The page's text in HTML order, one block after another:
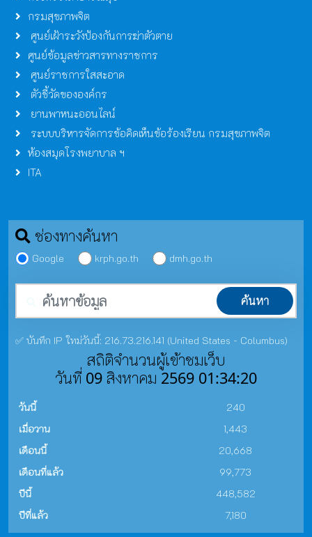
กรมสุขภาพจิต
ศูนย์เฝ้าระวังป้องกันการฆ่าตัวตาย
ศูนย์ข้อมูลข่าวสารทางราชการ
ศูนย์ราชการใสสะอาด
ตัวชี้วัดขององค์กร
ยานพาหนะออนไลน์
ระบบบริหารจัดการข้อคิดเห็นข้อร้องเรียน กรมสุขภาพจิต
ห้องสมุดโรงพยาบาล ฯ
ITA
ช่องทางค้นหา
Google krph.go.th dmh.go.th
ค้นหา
✅ บันทึก IP ใหม่วันนี้: 216.73.216.141 (United States - Columbus)
สถิติจำนวนผู้เข้าชมเว็บ
วันที่ 09 สิงหาคม 2569 01:34:20
วันนี้
240
เมื่อวาน
1,443
เดือนนี้
20,668
เดือนที่แล้ว
99,773
ปีนี้
448,582
ปีที่แล้ว
7,180